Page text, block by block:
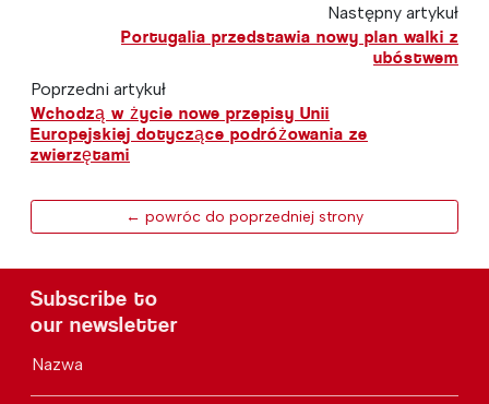
Następny artykuł
Portugalia przedstawia nowy plan walki z
ubóstwem
Poprzedni artykuł
Wchodzą w życie nowe przepisy Unii
Europejskiej dotyczące podróżowania ze
zwierzętami
← powróc do poprzedniej strony
Subscribe to
our newsletter
Nazwa